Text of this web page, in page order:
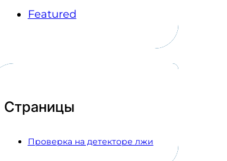
Featured
Страницы
Проверка на детекторе лжи